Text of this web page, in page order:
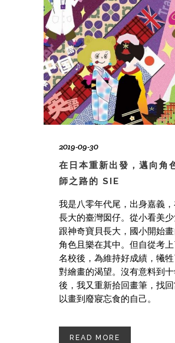
2019-09-30
在日本重新出發，邁向角
師之路的 SIE
我是八零年代尾，出身嘉義
長大的臺灣囡仔。從小看美
跟神奇寶貝長大，國小開始
角色且樂在其中。但自從考
名校後，為維持好成績，犧
對繪畫的渴望。沒有意料到十
後，我又重新拾回畫筆，找
以畫到廢寢忘食的自己。
READ MORE